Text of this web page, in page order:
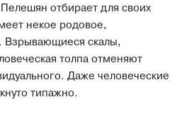
отбирает для своих
некое родовое,
скалы,
толпа отменяют
Даже человеческие
типажно.